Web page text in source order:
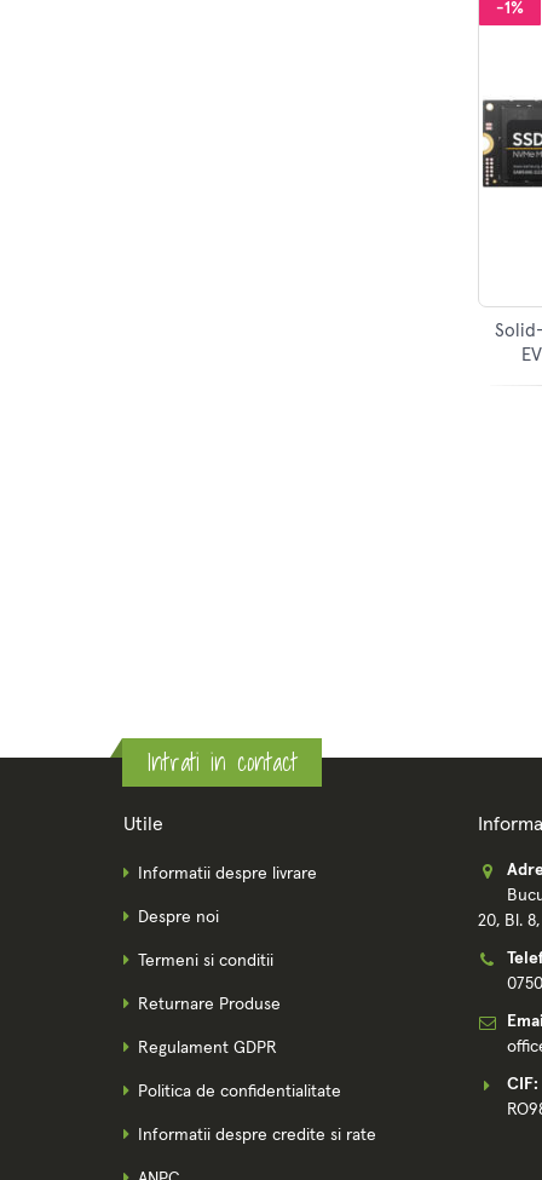
-1%
Intrati in contact
Utile
Informatii despre livrare
Despre noi
Termeni si conditii
Returnare Produse
Regulament GDPR
Politica de confidentialitate
Informatii despre credite si rate
20, Bl.
CIF: